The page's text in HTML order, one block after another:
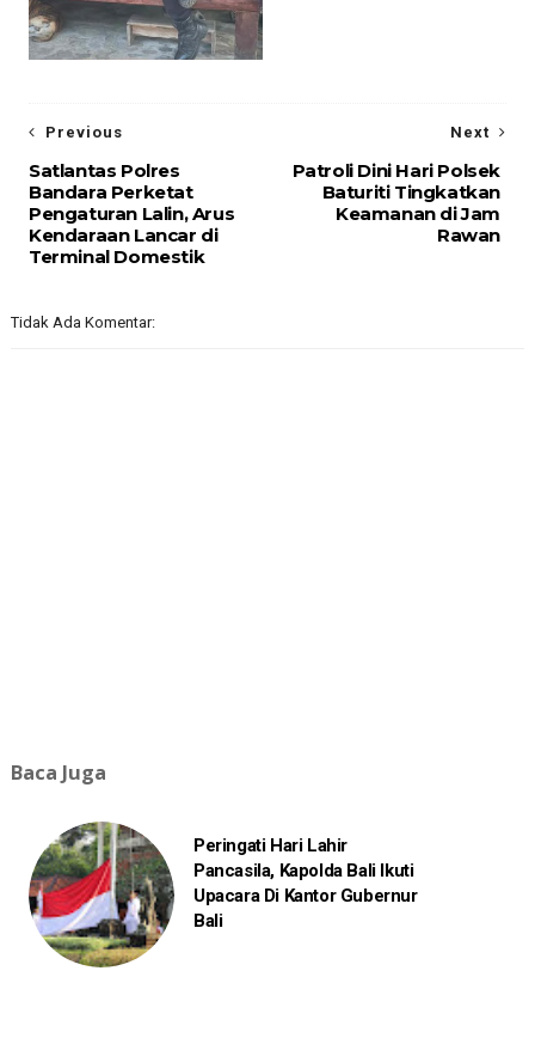
Next
Patroli Dini Hari Polsek
Baturiti Tingkatkan
Keamanan di Jam
Rawan
Previous
Satlantas Polres
Bandara Perketat
Pengaturan Lalin, Arus
Kendaraan Lancar di
Terminal Domestik
Tidak Ada Komentar:
Baca Juga
Peringati Hari Lahir
Pancasila, Kapolda Bali Ikuti
Upacara Di Kantor Gubernur
Bali